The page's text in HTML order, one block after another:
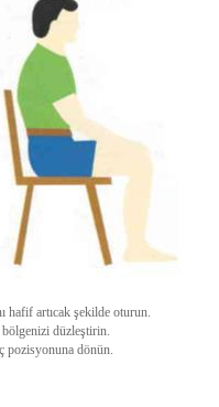
hafif artıcak şekilde oturun.
bölgenizi düzleştirin.
pozisyonuna dönün.